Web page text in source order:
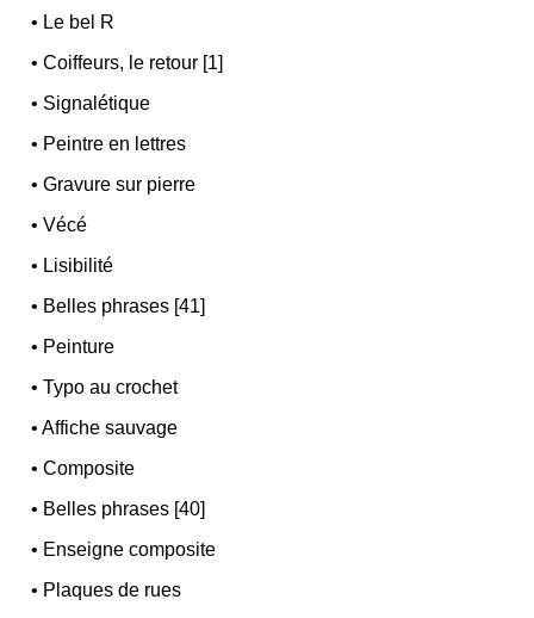
• Le bel R
•Coiffeurs, le retour [1]
• Signalétique
• Peintre en lettres
•Gravure sur pierre
•Vécé
• Lisibilité
• Belles phrases [41]
• Peinture
•Typo au crochet
•Affiche sauvage
•Composite
• Belles phrases [40]
• Enseigne composite
• Plaques de rues